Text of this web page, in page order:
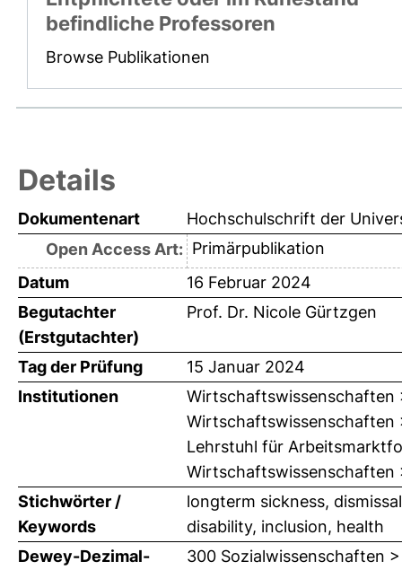
befindliche Professoren
Browse Publikationen
Details
Dokumentenart
Hochschulschrift der
Open Access Art: Primärpublikation
Datum
16 Februar 2024
Begutachter
(Erstgutachter)
Prof. Dr. Nicole Gürtzgen
Tag der Prüfung
15 Januar 2024
Institutionen
Lehrstuhl für
Wirtschaftswissenschaften
Stichwörter /
Keywords
longterm sickness,
disability, inclusion, health
Dewey-Dezimal-
300 Sozialwissenschaften